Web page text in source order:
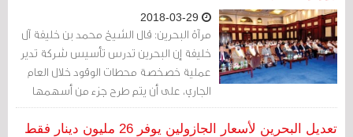
مرآة البحرين: قال الشيخ محمد بن خليفة آل
خليفة إن البحرين تدرس تأسيس شركة تدير
عملية خصخصة محطات الوقود خلال العام
الجاري، على أن يتم طرح جزء من أسهمها
للاكتتاب العام والإدراج في البورصة.
تعديل البحرين لأسعار الجازولين يوفر 26 مليون دينار فقط